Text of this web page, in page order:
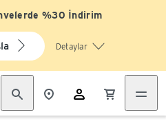
%30 İndirim
Detaylar